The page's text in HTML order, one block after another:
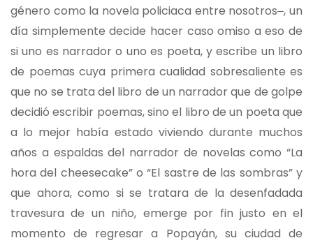
género como la novela policiaca entre nosotros‒, un
día simplemente decide hacer caso omiso a eso de
si uno es narrador o uno es poeta, y escribe un libro
de poemas cuya primera cualidad sobresaliente es
que no se trata del libro de un narrador que de golpe
decidió escribir poemas, sino el libro de un poeta que
a lo mejor había estado viviendo durante muchos
años a espaldas del narrador de novelas como “La
hora del cheesecake” o “El sastre de las sombras” y
que ahora, como si se tratara de la desenfadada
travesura de un niño, emerge por fin justo en el
momento de regresar a Popayán, su ciudad de